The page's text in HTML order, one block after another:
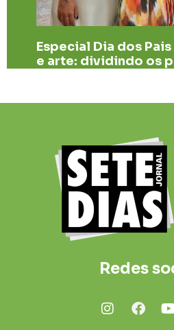
Especial Dia dos
e arte: dividindo os
Redes